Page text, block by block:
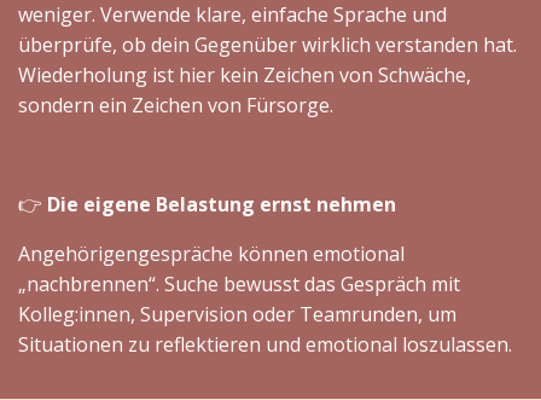
weniger. Verwende klare, einfache Sprache und
überprüfe, ob dein Gegenüber wirklich verstanden hat.
Wiederholung ist hier kein Zeichen von Schwäche,
sondern ein Zeichen von Fürsorge.
👉 Die eigene Belastung ernst nehmen
Angehörigengespräche können emotional
„nachbrennen“. Suche bewusst das Gespräch mit
Kolleg:innen, Supervision oder Teamrunden, um
Situationen zu reflektieren und emotional loszulassen.